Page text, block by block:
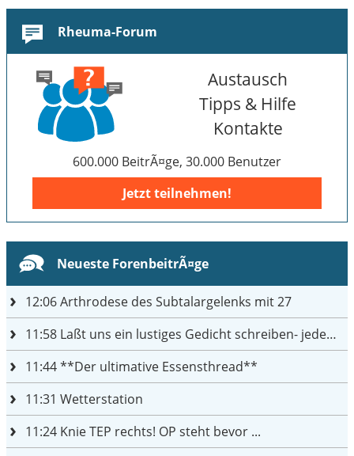
Rheuma-Forum
Austausch
Tipps & Hilfe
Kontakte
600.000 BeitrÃ¤ge, 30.000 Benutzer
Jetzt teilnehmen!
Neueste ForenbeitrÃ¤ge
12:06Arthrodese des Subtalargelenks mit 27
11:58 Laßt uns ein lustiges Gedicht schreiben- jeder einen Satz
11:44**Der ultimative Essensthread**
11:31 Wetterstation
11:24 Knie TEP rechts! OP steht bevor ...